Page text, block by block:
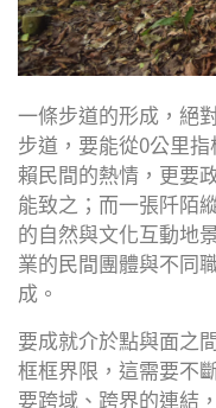
一條步道的形成，絕
步道，要能從0公里
賴民間的熱情，更要
能致之；而一張阡陌
的自然與文化互動地
業的民間團體與不同
成。
要成就介於點與面之
框框界限，這需要不
要跨域、跨界的連結